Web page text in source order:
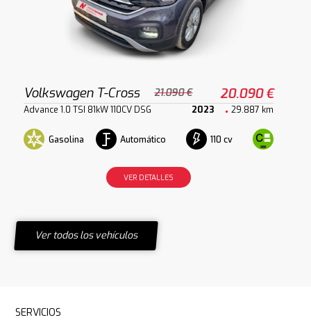
Volkswagen T-Cross 21.090 € 20.090 €
Advance 1.0 TSI 81kW 110CV DSG 2023 29.887 km
Gasolina Automático 110 cv
VER DETALLES
Ver todos los vehículos
SERVICIOS